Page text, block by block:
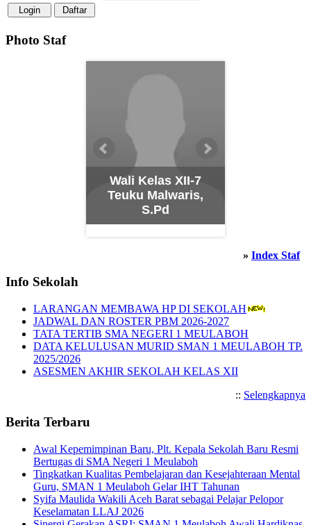
Photo Staf
Wali Kelas XII-7
Teuku Malwaris,
S.Pd
» Index Staf
Info Sekolah
LARANGAN MEMBAWA HP DI SEKOLAH
JADWAL DAN ROSTER PBM 2026-2027
TATA TERTIB SMA NEGERI 1 MEULABOH
DATA KELULUSAN MURID SMAN 1 MEULABOH TP.
2025/2026
ASESMEN AKHIR SEKOLAH KELAS XII
:: Selengkapnya
Berita Terbaru
Awal Kepemimpinan Baru, Plt. Kepala Sekolah Baru Resmi
Bertugas di SMA Negeri 1 Meulaboh
Tingkatkan Kualitas Pembelajaran dan Kesejahteraan Mental
Guru, SMAN 1 Meulaboh Gelar IHT Tahunan
Syifa Maulida Wakili Aceh Barat sebagai Pelajar Pelopor
Keselamatan LLAJ 2026